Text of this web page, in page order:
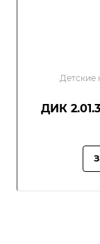
Детские
ДИК